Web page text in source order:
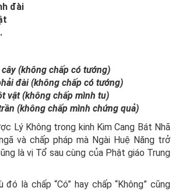
đài
(không chấp có tướng)
đài (không chấp có tướng)
vật (không chấp mình tu)
(không chấp mình chứng quả)
Lý Không trong kinh Kim Cang Bát Nhã
và chấp pháp mà Ngài Huệ Năng trở
là vị Tổ sau cùng của Phật giáo Trung
là chấp “Có” hay chấp “Không” cũng